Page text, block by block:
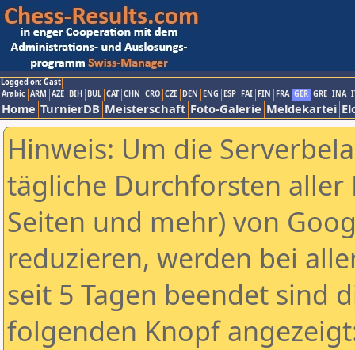
Logged on: Gast
Arabic ARM AZE BIH BUL CAT CHN CRO CZE DEN ENG ESP FAI FIN FRA GER GRE INA
Home TurnierDB Meisterschaft Foto-Galerie Meldekartei
Hinweis: Um die
tägliche Durchforsten aller
Seiten und mehr) von
reduzieren, werden bei
seit 5 Tagen beendet sind
folgenden Knopf